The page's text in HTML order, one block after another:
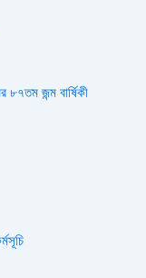
৮৭তম জন্ম বার্ষিকী